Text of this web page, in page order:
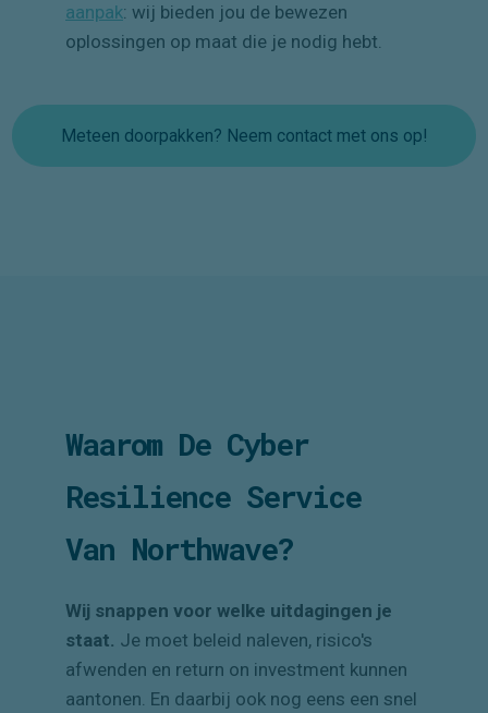
aanpak: wij bieden jou de bewezen
oplossingen op maat die je nodig hebt.
Meteen doorpakken? Neem contact met ons op!
Waarom De Cyber
Resilience Service
Van Northwave?
Wij snappen voor welke uitdagingen je
staat. Je moet beleid naleven, risico's
afwenden en return on investment kunnen
aantonen. En daarbij ook nog eens een snel